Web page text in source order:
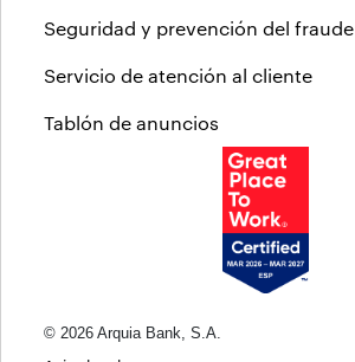
Seguridad y prevención del fraude
Servicio de atención al cliente
Tablón de anuncios
© 2026 Arquia Bank, S.A.